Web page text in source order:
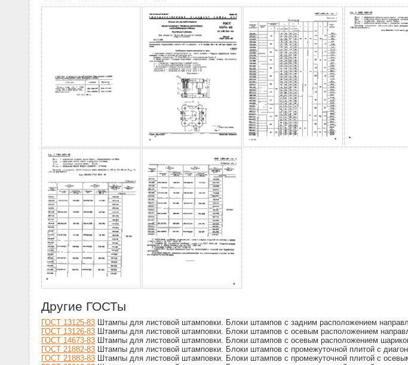
Другие ГОСТы
ГОСТ 13125-83 Штампы для листовой штамповки. Блоки штампов с задним расположением
ГОСТ 13126-83 Штампы для листовой штамповки. Блоки штампов с осевым расположением
ГОСТ 14673-83 Штампы для листовой штамповки. Блоки штампов с осевым расположением
ГОСТ 21882-83 Штампы для листовой штамповки. Блоки штампов с промежуточной плитой с
ГОСТ 21883-83 Штампы для листовой штамповки. Блоки штампов с промежуточной плитой с